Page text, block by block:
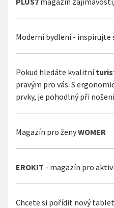
Moderní bydlení - inspirujte
Pokud hledáte kvalitní
pravým pro vás. S
prvky, je pohodlný při
Magazín pro ženyWOMER
EROKIT - magazín pro
Chcete si pořídit nový